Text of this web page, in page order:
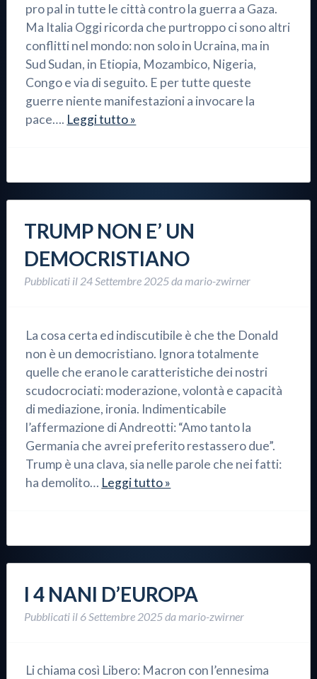
pro pal in tutte le città contro la guerra a Gaza.
Ma Italia Oggi ricorda che purtroppo ci sono altri
conflitti nel mondo: non solo in Ucraina, ma in
Sud Sudan, in Etiopia, Mozambico, Nigeria,
Congo e via di seguito. E per tutte queste
guerre niente manifestazioni a invocare la
pace…. Leggi tutto »
TRUMP NON E’ UN
DEMOCRISTIANO
Pubblicati il 24 Settembre 2025damario-zwirner
La cosa certa ed indiscutibile è che the Donald
non è un democristiano. Ignora totalmente
quelle che erano le caratteristiche dei nostri
scudocrociati: moderazione, volontà e capacità
di mediazione, ironia. Indimenticabile
l’affermazione di Andreotti: “Amo tanto la
Germania che avrei preferito restassero due”.
Trump è una clava, sia nelle parole che nei fatti:
ha demolito… Leggi tutto »
I 4 NANI D’EUROPA
Pubblicati il 6 Settembre 2025damario-zwirner
Li chiama così Libero: Macron con l’ennesima